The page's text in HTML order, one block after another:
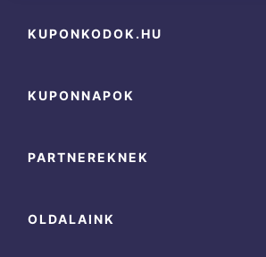
KUPONKODOK.HU
KUPONNAPOK
PARTNEREKNEK
OLDALAINK